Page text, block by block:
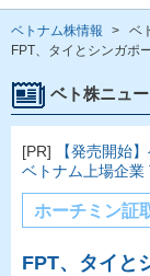
ベトナム株情報 > ベ
FPT、タイとシンガポ
ベト株ニュ
[PR]
【発売開始
ベトナム上場企業
ホーチミン証
FPT、タイと